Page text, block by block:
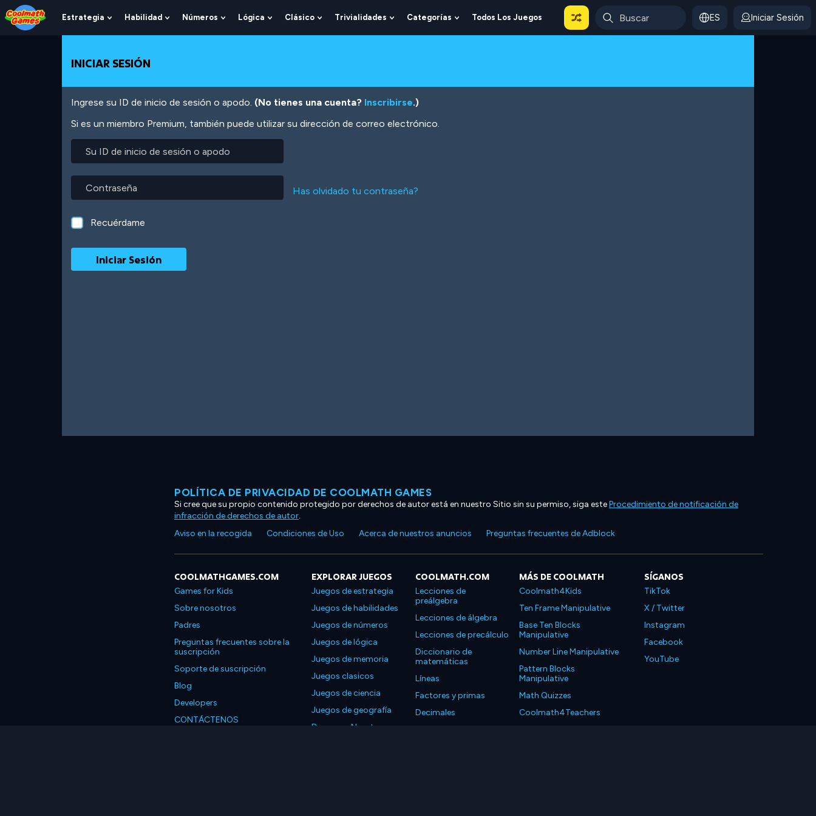
Skip
to
Top
Skip
to
Navigation
Skip
to
Main
Skip
to
Footer
Pasar
al
contenido
Estrategia
Show
Submenu
Estrategia
Habilidad
Show
Submenu
Números
Show
Submenu
Lógica
Show
Submenu
Clásico
Show
Submenu
Trivialidades
Show
Submenu
Categorías
Show
Submenu
Todos Los Juegos ES Iniciar Sesión
INICIAR SESIÓN
Ingrese su ID de inicio de sesión o apodo. (No tienes una cuenta? Inscribirse.)
Si es un miembro Premium, también puede utilizar su dirección de correo electrónico.
inicio
sesión
o
apodo
Has olvidado tu contraseña?
Recuérdame
POLÍTICA DE PRIVACIDAD DE COOLMATH GAMES
Si cree que su propio contenido protegido por derechos de autor está en nuestro Sitio sin su permiso, siga esteProcedimiento de notificación de
infracción de derechos de autor.
Aviso en la recogida
Condiciones de Uso Acerca de nuestros anuncios Preguntas frecuentes de Adblock
COOLMATHGAMES.COM
Games for Kids
Sobre nosotros
Padres
Preguntas frecuentes sobre la
suscripción
Soporte de suscripción
Blog
Developers
CONTÁCTENOS
EXPLORAR JUEGOS
Juegos de estrategia
Juegos de habilidades
Juegos de números
Juegos de lógica
Juegos de memoria
Juegos clasicos
Juegos de ciencia
Juegos de geografía
Descarga Nuestras
COOLMATH.COM
Lecciones de
preálgebra
Lecciones de álgebra
Lecciones de precálculo
Diccionario de
matemáticas
Líneas
Factores y primas
Decimales
MÁS DE COOLMATH
Coolmath4Kids
Ten Frame Manipulative
Base Ten Blocks
Manipulative
Number Line Manipulative
Pattern Blocks
Manipulative
Math Quizzes
Coolmath4Teachers
SÍGANOS
TikTok
X / Twitter
Instagram
Facebook
YouTube